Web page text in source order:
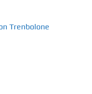
Trenbolone